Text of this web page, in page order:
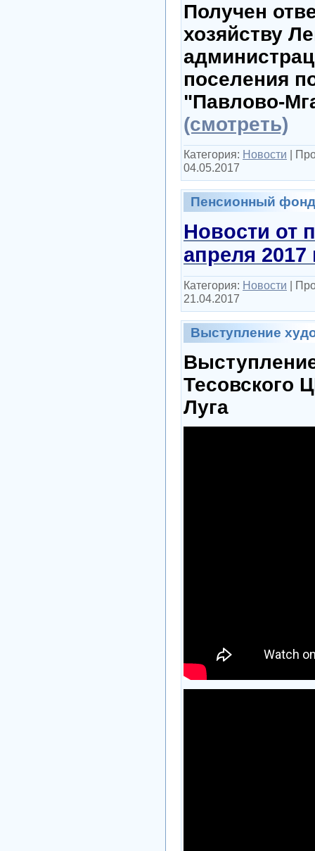
Получен
хозяйству
поселения
"Павлово-
(смотреть)
Категория: Новости |
04.05.2017
Пенсионный
Новости от
апреля 2017
Категория: Новости |
21.04.2017
Выступление
Тесовского
Луга